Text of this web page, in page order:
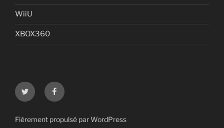
WiiU
XBOX360
Twitter Facebook
Fièrement propulsé par WordPress